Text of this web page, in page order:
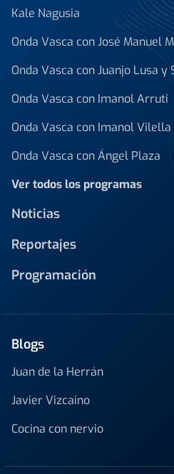
Kale Nagusia
Onda Vasca con José Manuel
Onda Vasca con Juanjo Lusa
Onda Vasca con Imanol Arruti
Onda Vasca con Imanol Vilella
Onda Vasca con Ángel Plaza
Ver todos los programas
Noticias
Reportajes
Programación
Blogs
Juan de la Herrán
Javier Vizcaino
Cocina con nervio